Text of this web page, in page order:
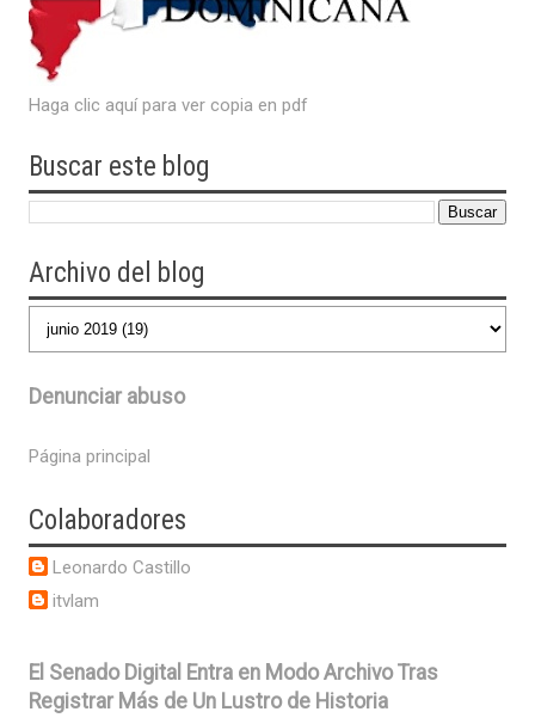
Haga clic aquí para ver copia en pdf
Buscar este blog
Archivo del blog
Denunciar abuso
Página principal
Colaboradores
Leonardo Castillo
itvlam
El Senado Digital Entra en Modo Archivo Tras
Registrar Más de Un Lustro de Historia